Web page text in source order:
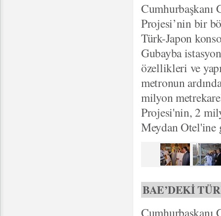
Cumhurbaşkanı
Projesi’nin bir
Türk-Japon
Gubayba
özellikleri ve
metronun
milyon
Projesi'nin, 2
Meydan Otel'ine
BAE’DEKİ
Cumhurbaşkanı